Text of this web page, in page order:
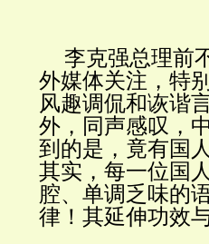
李克强总理前
外媒体关注，特
风趣调侃和诙谐
外，同声感叹，
到的是，竟有国
其实，每一位国
腔、单调乏味的
律！其延伸功效